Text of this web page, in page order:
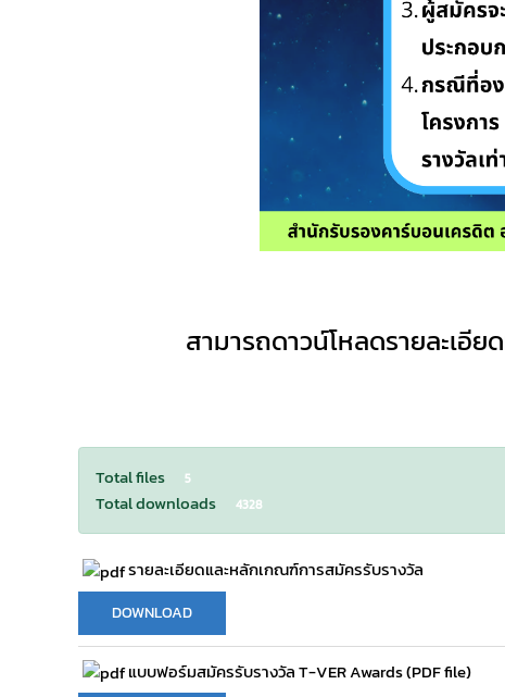
สามารถดาวน์โหลดรายละเอี
Total files 5
Total downloads 4328
รายละเอียดและหลักเกณฑ์การสมัครรับรางวัล
DOWNLOAD
แบบฟอร์มสมัครรับรางวัล T-VER Awards (PDF file)